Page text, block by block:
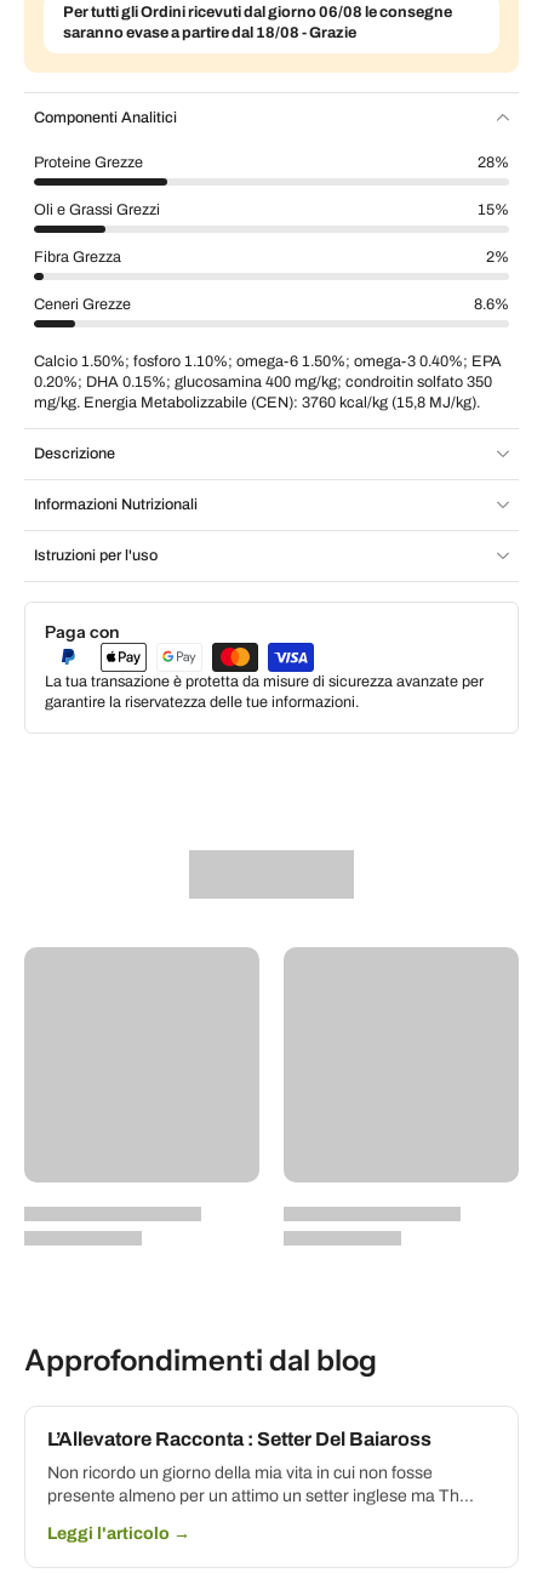
Per tutti gli Ordini ricevuti dal giorno 06/08 le consegne
saranno evase a partire dal 18/08 - Grazie
Componenti Analitici
Proteine Grezze 28%
Oli e Grassi Grezzi 15%
Fibra Grezza 2%
Ceneri Grezze 8.6%
Calcio 1.50%; fosforo 1.10%; omega-6 1.50%; omega-3 0.40%; EPA
0.20%; DHA 0.15%; glucosamina 400 mg/kg; condroitin solfato 350
mg/kg. Energia Metabolizzabile (CEN): 3760 kcal/kg (15,8 MJ/kg).
Descrizione
Informazioni Nutrizionali
Istruzioni per l'uso
Paga con
La tua transazione è protetta da misure di sicurezza avanzate per
garantire la riservatezza delle tue informazioni.
Approfondimenti dal blog
L’Allevatore Racconta : Setter Del Baiaross
Non ricordo un giorno della mia vita in cui non fosse
presente almeno per un attimo un setter inglese ma Th...
Leggi l'articolo →